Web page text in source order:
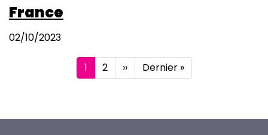
France
02/10/2023
Page
courante
1 Page
2
Page
suivante
››
Dernière
page
Dernier »